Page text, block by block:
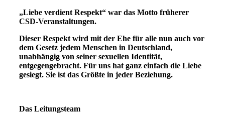
„Liebe verdient Respekt“ war das Motto früherer
CSD-Veranstaltungen.
Dieser Respekt wird mit der Ehe für alle nun auch vor
dem Gesetz jedem Menschen in Deutschland,
unabhängig von seiner sexuellen Identität,
entgegengebracht. Für uns hat ganz einfach die Liebe
gesiegt. Sie ist das Größte in jeder Beziehung.
Das Leitungsteam